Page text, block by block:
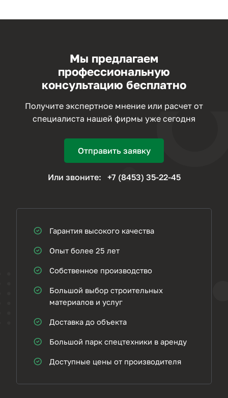
Мы предлагаем
профессиональную
консультацию бесплатно
Получите экспертное мнение или расчет от
специалиста нашей фирмы уже сегодня
Отправить заявку
Или звоните: +7 (8453) 35-22-45
Гарантия высокого качества
Опыт более 25 лет
Собственное производство
Большой выбор строительных
материалов и услуг
Доставка до объекта
Большой парк спецтехники в аренду
Доступные цены от производителя